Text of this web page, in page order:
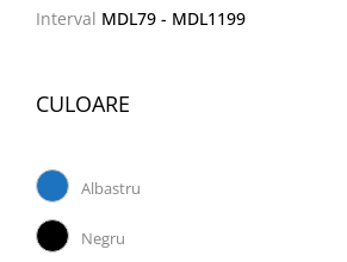
Interval MDL79 - MDL1199
CULOARE
Albastru
Negru